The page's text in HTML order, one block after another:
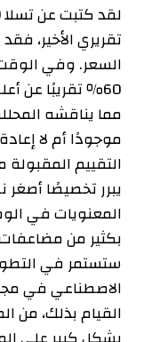
لقد كتبت عن تسلا
السعر. وفي
60٪ تقريبًا عن
مما يناقشه
موجودًا أم لا
التقييم
يبرر تخصيصًا
بكثير من مضاعفات
ستستمر في
الاصطناعي في
القيام بذلك، من